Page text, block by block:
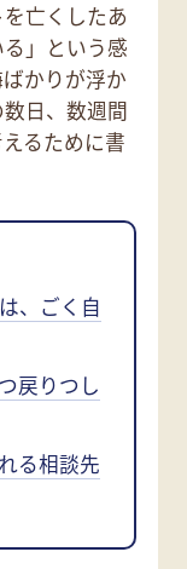
亡くしたあ
」という感
かりが浮か
日、数週間
るために書
、ごく自
戻りつし
る相談先